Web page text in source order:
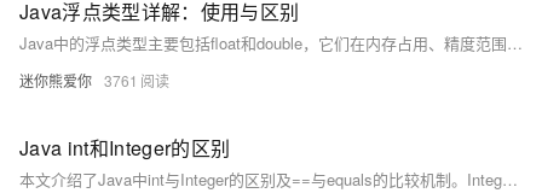
Java浮点类型详解：使用与区别
Java中的浮点类型主要包括float和double，它们在内存占用、精度范围和使用场景上有显著差异。float占用4字节，提供约6-7位有效数字；double占用8字节，提供约15-16位有效数字。float适合内存敏感或精度要求不高的场景，而double精度更高，是Java默认的浮点类型，推荐在大多数情况下使用。两者都存在精度限制，不能用于需要精确计算的金融领域。比较浮点数时应使用误差范围或BigDecimal类。科学计算和工程计算通常使用double，而金融计算应使用BigDecimal。
迷你熊爱你 3761
Java int和Integer的区别
本文介绍了Java中int与Integer的区别及==与equals的比较机制。Integer是int的包装类，支持null值。使用==比较时，int直接比较数值，而Integer比较对象地址；在-128至127范围内的Integer值可缓存，超出该范围或使用new创建时则返回不同对象。equals方法则始终比较实际数值。